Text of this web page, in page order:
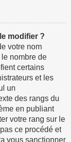
modifier ?
votre nom
nombre de
certains
et les
un
des rangs du
en publiant
votre rang sur le
ce procédé et
vous sanctionner